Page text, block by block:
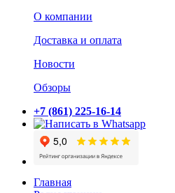
О компании
Доставка и оплата
Новости
Обзоры
+7 (861) 225-16-14
Главная